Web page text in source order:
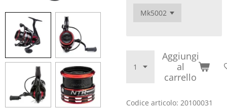
Aggiungi
al
carrello
Codice articolo: 20100031